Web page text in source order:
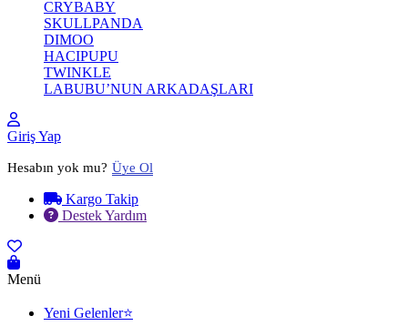
CRYBABY
SKULLPANDA
DIMOO
HACIPUPU
TWINKLE
LABUBU’NUN ARKADAŞLARI
Giriş Yap
Hesabın yok mu? Üye Ol
Kargo Takip
Destek Yardım
Menü
Yeni Gelenler⭐